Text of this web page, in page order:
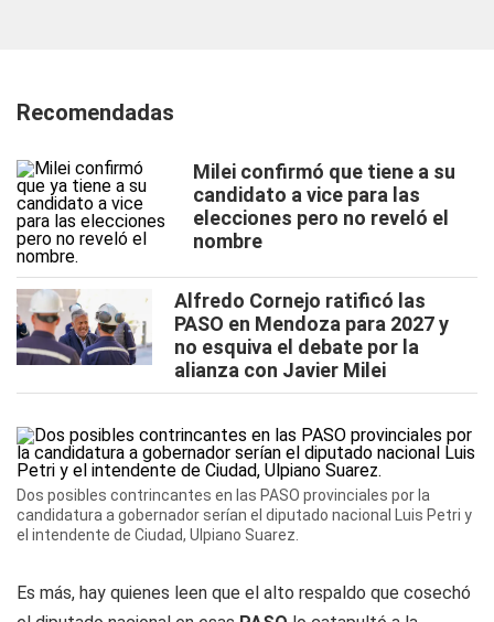
Recomendadas
Milei confirmó que tiene a su
candidato a vice para las
elecciones pero no reveló el
nombre
Alfredo Cornejo ratificó las
PASO en Mendoza para 2027 y
no esquiva el debate por la
alianza con Javier Milei
Dos posibles contrincantes en las PASO provinciales por la
candidatura a gobernador serían el diputado nacional Luis Petri y
el intendente de Ciudad, Ulpiano Suarez.
Es más, hay quienes leen que el alto respaldo que cosechó